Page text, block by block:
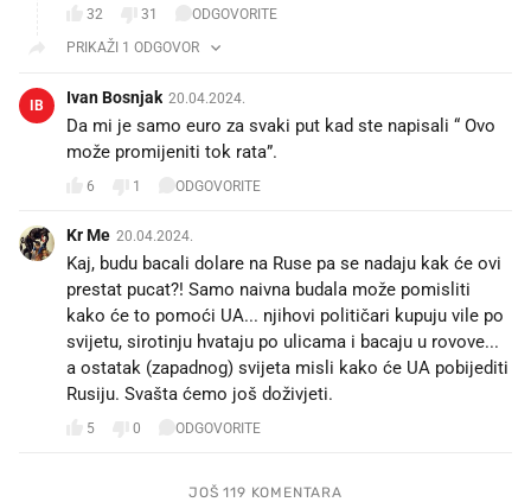
32 31
ODGOVORITE
PRIKAŽI 1 ODGOVOR
IB Ivan Bosnjak 20.04.2024.
Da mi je samo euro za svaki put kad ste napisali “ Ovo
može promijeniti tok rata”.
6 1 ODGOVORITE
Kr Me 20.04.2024.
Kaj, budu bacali dolare na Ruse pa se nadaju kak će ovi
prestat pucat?! Samo naivna budala može pomisliti
kako će to pomoći UA... njihovi političari kupuju vile po
svijetu, sirotinju hvataju po ulicama i bacaju u rovove...
a ostatak (zapadnog) svijeta misli kako će UA pobijediti
Rusiju. Svašta ćemo još doživjeti.
5 0 ODGOVORITE
JOŠ 119 KOMENTARA